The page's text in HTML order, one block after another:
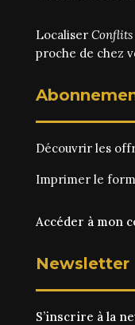
Localiser Conflits
proche de chez
Découvrir les
Imprimer le
Accéder à mon
Newsletter
S’inscrire à la